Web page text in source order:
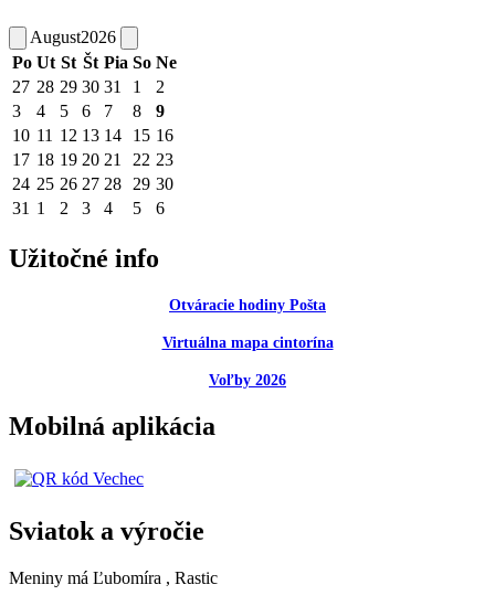
August2026
Po Ut St Št Pia So Ne
27 28 29 30 31 1
2
3
4 5 6 7 8
9
10 11 12 13 14 15 16
17 18 19 20 21 22 23
24 25 26 27 28 29 30
31 1 2 3 4 5 6
Užitočné info
Otváracie hodiny Pošta
Virtuálna mapa cintorína
Voľby 2026
Mobilná aplikácia
Sviatok a výročie
Meniny má Ľubomíra , Rastic